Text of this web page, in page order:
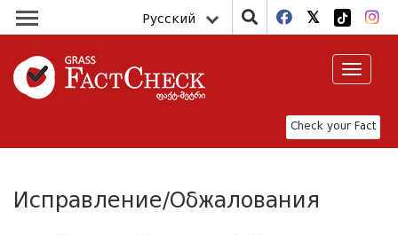
Русский
Check your Fact
Toggle
Исправление/Обжалования